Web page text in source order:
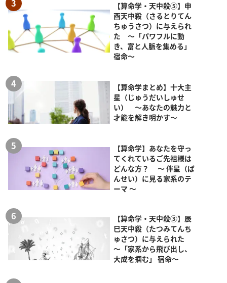
【算命学・天中殺⑤】申
酉天中殺（さるとりてん
ちゅうさつ）に与えられ
た ～「パワフルに動
き、富と人脈を集める」
宿命～
【算命学まとめ】十大主
星（じゅうだいしゅせ
い） ～あなたの魅力と
才能を解き明かす～
【算命学】あなたを守っ
てくれているご先祖様は
どんな方？ ～ 伴星（ば
んせい）に見る家系のテ
ーマ ～
【算命学・天中殺③】辰
巳天中殺（たつみてんち
ゅさつ）に与えられた
～「家系から飛び出し、
大成を掴む」 宿命～